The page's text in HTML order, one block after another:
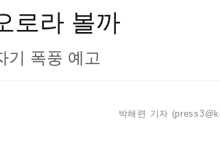
로라 볼까
기 폭풍 예고
박해련 기자